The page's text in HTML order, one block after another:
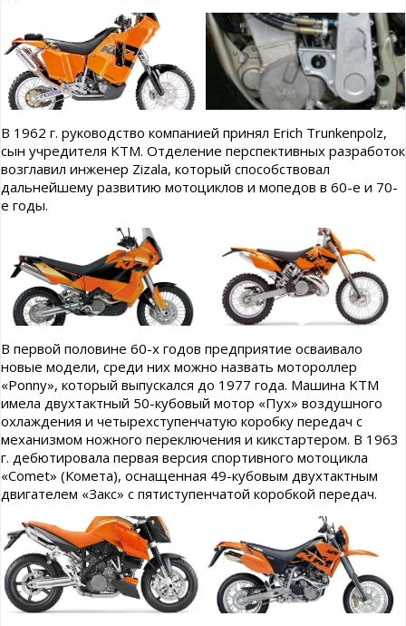
В 1962 г. руководство компанией принял Erich Trunkenpolz,
сын учредителя KTM. Отделение перспективных разработок
возглавил инженер Zizala, который способствовал
дальнейшему развитию мотоциклов и мопедов в 60-е и 70-
е годы.
В первой половине 60-х годов предприятие осваивало
новые модели, среди них можно назвать мотороллер
«Ponny», который выпускался до 1977 года. Машина KTM
имела двухтактный 50-кубовый мотор «Пух» воздушного
охлаждения и четырехступенчатую коробку передач с
механизмом ножного переключения и кикстартером. В 1963
г. дебютировала первая версия спортивного мотоцикла
«Comet» (Комета), оснащенная 49-кубовым двухтактным
двигателем «Закс» с пятиступенчатой коробкой передач.